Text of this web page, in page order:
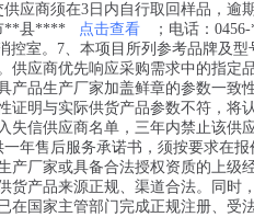
应商须在3日内自行取回样品，逾
**县****
点击查看
；电话：
控室。7、本项目所列参考品牌及型
供应商优先响应采购需求中的指定
产品生产厂家加盖鲜章的参数一致
证明与实际供货产品参数不符，将
失信供应商名单，三年内禁止该供
年售后服务承诺书，须按要求在报
产厂家或具备合法授权资质的上级
货产品来源正规、渠道合法。同时
在国家主管部门完成正规注册、受